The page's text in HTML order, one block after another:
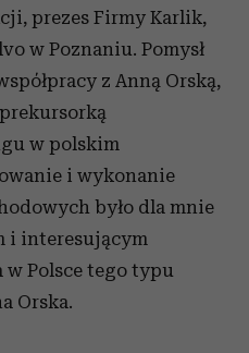
prezes Firmy Karlik,
w Poznaniu. Pomysł
z Anną Orską,
w polskim
i wykonanie
było dla mnie
i interesującym
Polsce tego typu
Orska.